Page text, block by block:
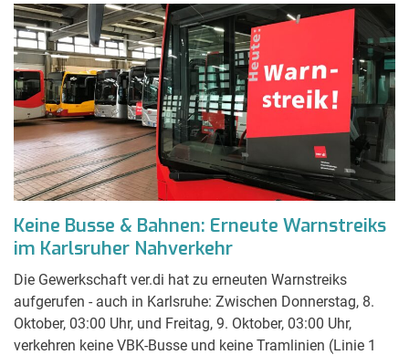
Keine Busse & Bahnen: Erneute Warnstreiks
im Karlsruher Nahverkehr
Die Gewerkschaft ver.di hat zu erneuten Warnstreiks
aufgerufen - auch in Karlsruhe: Zwischen Donnerstag, 8.
Oktober, 03:00 Uhr, und Freitag, 9. Oktober, 03:00 Uhr,
verkehren keine VBK-Busse und keine Tramlinien (Linie 1